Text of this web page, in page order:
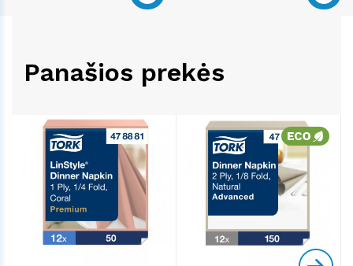
Panašios prekės